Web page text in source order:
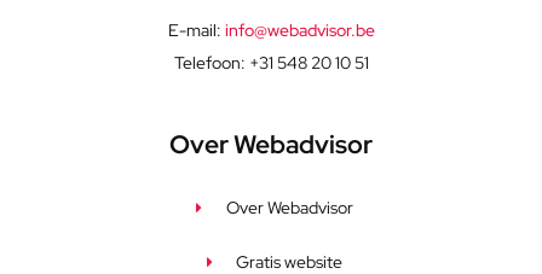
E-mail: info@webadvisor.be
Telefoon: +31 548 20 10 51
Over Webadvisor
Over Webadvisor
Gratis website